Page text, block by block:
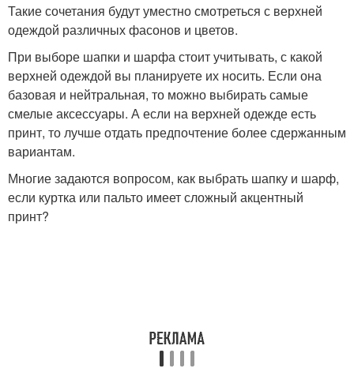
Такие сочетания будут уместно смотреться с верхней
одеждой различных фасонов и цветов.
При выборе шапки и шарфа стоит учитывать, с какой
верхней одеждой вы планируете их носить. Если она
базовая и нейтральная, то можно выбирать самые
смелые аксессуары. А если на верхней одежде есть
принт, то лучше отдать предпочтение более сдержанным
вариантам.
Многие задаются вопросом, как выбрать шапку и шарф,
если куртка или пальто имеет сложный акцентный
принт?